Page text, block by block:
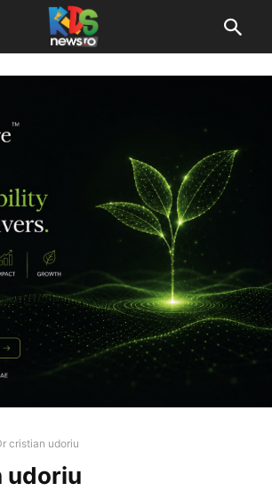
cristian udoriu
udoriu